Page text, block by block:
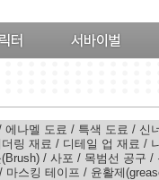
에나멜 도료 / 특색 도료 / 신
링 재료 / 디테일 업 재료 /
(Brush) / 사포 / 목범선 공구 /
/ 마스킹 테이프 / 윤활제